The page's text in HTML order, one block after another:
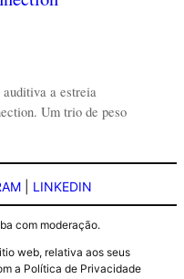
a estreia
Um trio de peso
LINKEDIN
com moderação.
web, relativa aos seus
a Política de Privacidade